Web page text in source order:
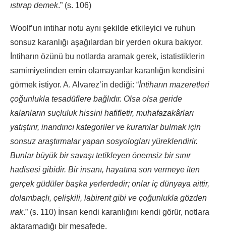
ıstırap demek.” (s. 106)
Woolf’un intihar notu aynı şekilde etkileyici ve ruhun
sonsuz karanlığı aşağılardan bir yerden okura bakıyor.
İntiharın özünü bu notlarda aramak gerek, istatistiklerin
samimiyetinden emin olamayanlar karanlığın kendisini
görmek istiyor. A. Alvarez’in dediği: “İntiharın mazeretleri
çoğunlukla tesadüflere bağlıdır. Olsa olsa geride
kalanların suçluluk hissini hafifletir, muhafazakârları
yatıştırır, inandırıcı kategoriler ve kuramlar bulmak için
sonsuz araştırmalar yapan sosyologları yüreklendirir.
Bunlar büyük bir savaşı tetikleyen önemsiz bir sınır
hadisesi gibidir. Bir insanı, hayatına son vermeye iten
gerçek güdüler başka yerlerdedir; onlar iç dünyaya aittir,
dolambaçlı, çelişkili, labirent gibi ve çoğunlukla gözden
ırak.” (s. 110) İnsan kendi karanlığını kendi görür, notlara
aktaramadığı bir mesafede.